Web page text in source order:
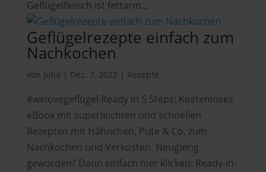
Geflügelfleisch ist fettarm...
Geflügelrezepte einfach zum
Nachkochen
von Julia | Dez. 7, 2022 | Rezepte
#welovegeflügel Ready in 5 Steps: Kostenloses
eBook mit superleichten und schnellen
Rezepten mit Hähnchen, Pute & Co. zum
Nachkochen und Verkosten. Neugierig
geworden? Dann einfach hier klicken: Ready-in-